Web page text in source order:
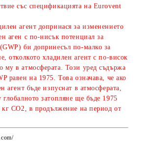
със спецификацията на Eurovent
агент допринася за изменението
аген с по-нисък потенциал за
би допринесъл по-малко за
отколкото хладилен агент с по-висок
му в атмосферата. Този уред съдържа
равeн на 1975. Това означава, че ако
агент бъде изпуснат в атмосферата,
глобалното затопляне ще бъде 1975
CO2, в продължение на период от